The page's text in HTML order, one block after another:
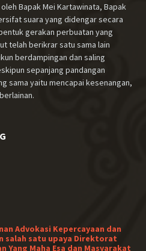
Bapak Mei Kartawinata, Bapak
suara yang didengar secara
gerakan perbuatan yang
telah berikrar satu sama lain
berdampingan dan saling
sepanjang pandangan
sama yaitu mencapai kesenangan,
Advokasi Kepercayaan dan
salah satu upaya Direktorat
Yang Maha Esa dan Masyarakat